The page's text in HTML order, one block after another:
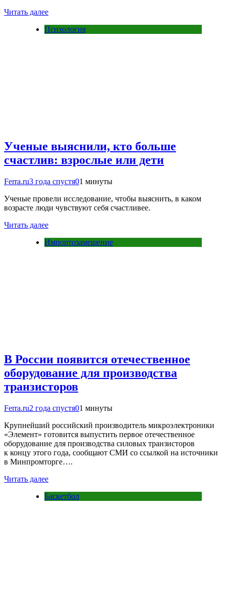
Читать далее
Психология
Ученые выяснили, кто больше
счастлив: взрослые или дети
Ferra.ru3 года спустя01 минуты
Ученые провели исследование, чтобы выяснить, в каком
возрасте люди чувствуют себя счастливее.
Читать далее
Импортозамещение
В России появится отечественное
оборудование для производства
транзисторов
Ferra.ru2 года спустя01 минуты
Крупнейший российский производитель микроэлектроники
«Элемент» готовится выпустить первое отечественное
оборудование для производства силовых транзисторов
к концу этого года, сообщают СМИ со ссылкой на источники
в Минпромторге….
Читать далее
Баскетбол